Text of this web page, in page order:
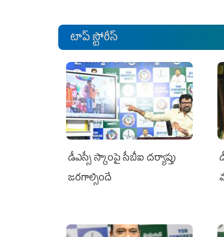
టాప్ స్టోరీస్
డీఎస్సీ స్కాంపై సీబీఐ దర్యాప్తు
జరగాల్సిందే